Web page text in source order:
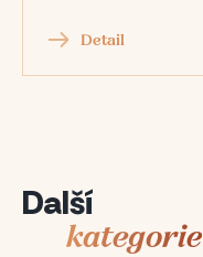
Detail
Další
kategorie